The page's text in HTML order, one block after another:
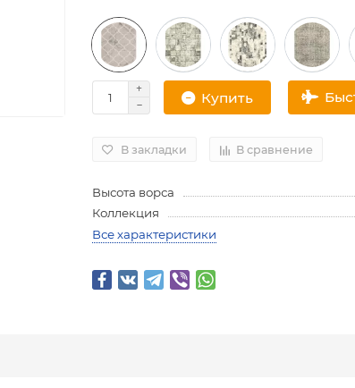
Купить
В закладки В сравнение
Высота ворса
Коллекция
Все характеристики